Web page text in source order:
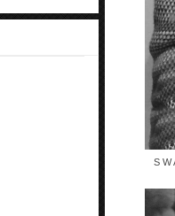
S W